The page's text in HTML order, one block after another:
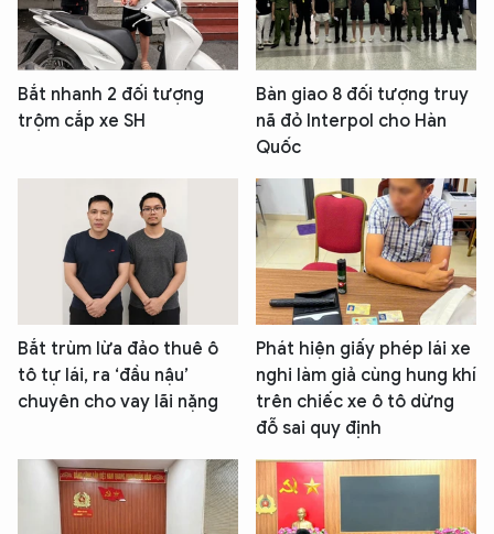
Bắt nhanh 2 đối tượng
trộm cắp xe SH
Bàn giao 8 đối tượng truy
nã đỏ Interpol cho Hàn
Quốc
Bắt trùm lừa đảo thuê ô
tô tự lái, ra ‘đầu nậu’
chuyên cho vay lãi nặng
Phát hiện giấy phép lái xe
nghi làm giả cùng hung khí
trên chiếc xe ô tô dừng
đỗ sai quy định